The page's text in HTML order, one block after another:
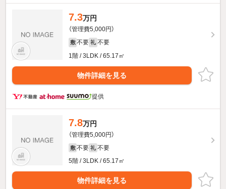
7.3万円
（管理費5,000円）
敷 不要 礼 不要
1階 / 3LDK / 65.17㎡
物件詳細を見る
提供
7.8万円
（管理費5,000円）
敷 不要 礼 不要
5階 / 3LDK / 65.17㎡
物件詳細を見る